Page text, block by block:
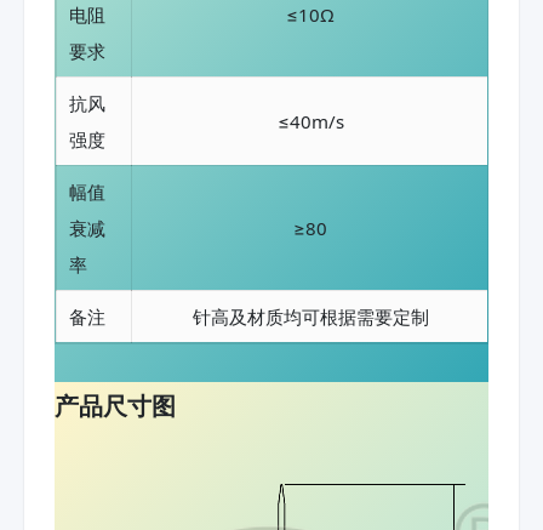
电阻
要求
≤10Ω
抗风
强度
≤40m/s
幅值
衰减
率
≥80
备注 针高及材质均可根据需要定制
产品尺寸图